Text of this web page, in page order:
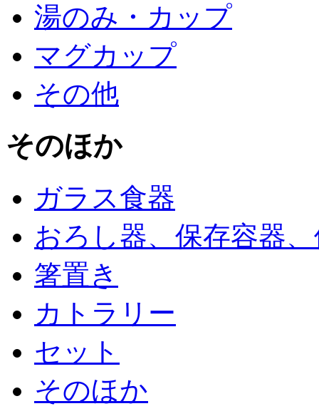
湯のみ・カップ
マグカップ
その他
そのほか
ガラス食器
おろし器、保存容器
箸置き
カトラリー
セット
そのほか